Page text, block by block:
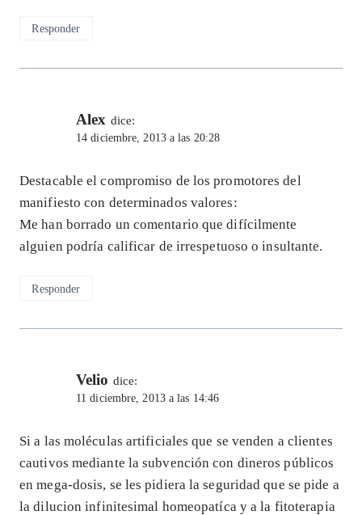
Responder
Alex dice:
14 diciembre, 2013 a las 20:28
Destacable el compromiso de los promotores del
manifiesto con determinados valores:
Me han borrado un comentario que difícilmente
alguien podría calificar de irrespetuoso o insultante.
Responder
Velio dice:
11 diciembre, 2013 a las 14:46
Si a las moléculas artificiales que se venden a clientes
cautivos mediante la subvención con dineros públicos
en mega-dosis, se les pidiera la seguridad que se pide a
la dilucion infinitesimal homeopatíca y a la fitoterapia